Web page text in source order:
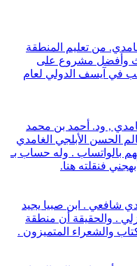
من تعليم المنطقة
وأفضل مشروع على
من بين 1700 طالب في آيسف الدولي لعام
, ود. أحمد بن محمد
الحسن الأبلجي الغامدي
بالواتساب . وله حساب بـ
فنقلته هنا.
شافعي . ابن صبيا يجيد
. والحقيقة أن منطقة
والشعراء المتميزون .